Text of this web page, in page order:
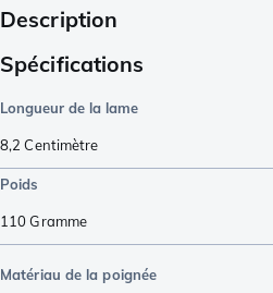
Description
Spécifications
Longueur de la lame
8,2 Centimètre
Poids
110Gramme
Matériau de la poignée